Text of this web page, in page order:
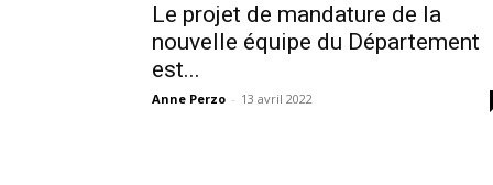
Le projet de mandature de la
nouvelle équipe du Département
est...
Anne Perzo - 13 avril 2022